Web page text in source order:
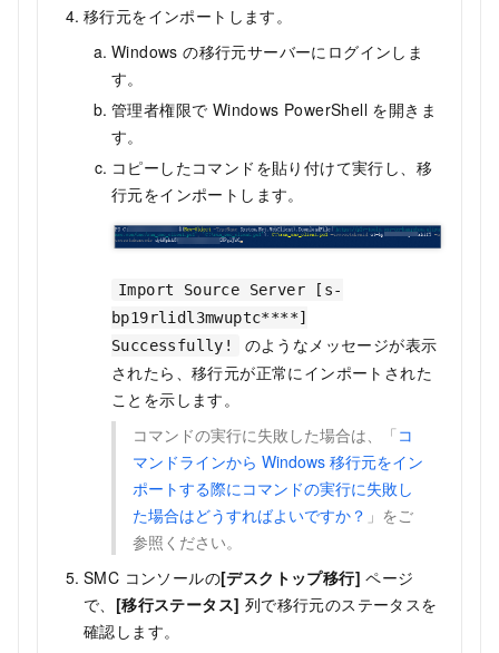
移行元をインポートします。
Windows の移行元サーバーにログインしま
す。
管理者権限で Windows PowerShell を開きま
す。
コピーしたコマンドを貼り付けて実行し、移
行元をインポートします。
Import Source Server [s-
bp19rlidl3mwuptc****]
Successfully!
のようなメッセージが表示
されたら、移行元が正常にインポートされた
ことを示します。
コマンドの実行に失敗した場合は、「コ
マンドラインから Windows 移行元をイン
ポートする際にコマンドの実行に失敗し
た場合はどうすればよいですか？ 」をご
参照ください。
SMC コンソールの[デスクトップ移行] ページ
で、 [移行ステータス] 列で移行元のステータスを
確認します。